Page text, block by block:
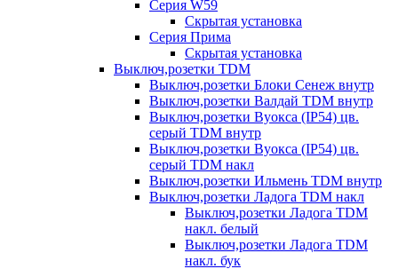
Серия W59
Скрытая установка
Серия Прима
Скрытая установка
Выключ,розетки TDM
Выключ,розетки Блоки Сенеж внутр
Выключ,розетки Валдай TDM внутр
Выключ,розетки Вуокса (IP54) цв.
серый TDM внутр
Выключ,розетки Вуокса (IP54) цв.
серый TDM накл
Выключ,розетки Ильмень TDM внутр
Выключ,розетки Ладога TDM накл
Выключ,розетки Ладога TDM
накл. белый
Выключ,розетки Ладога TDM
накл. бук